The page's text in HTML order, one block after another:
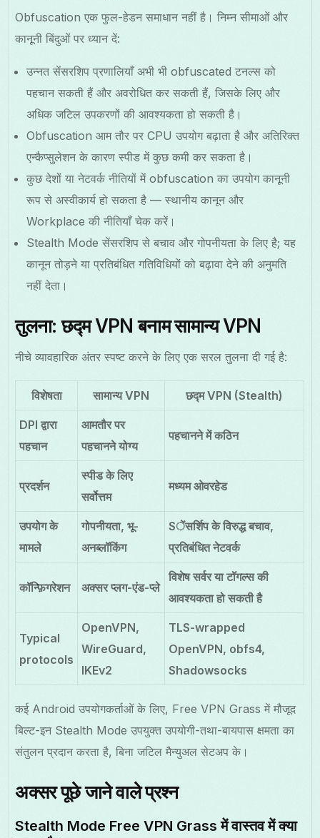
Obfuscation एक फुल-हेडन समाधान नहीं है। निम्न सीमाओं और
कानूनी बिंदुओं पर ध्यान दें:
उन्नत सेंसरशिप प्रणालियाँ अभी भी obfuscated टनल्स को
पहचान सकती हैं और अवरोधित कर सकती हैं, जिसके लिए और
अधिक जटिल उपकरणों की आवश्यकता हो सकती है।
Obfuscation आम तौर पर CPU उपयोग बढ़ाता है और अतिरिक्त
एन्कैप्सुलेशन के कारण स्पीड में कुछ कमी कर सकता है।
कुछ देशों या नेटवर्क नीतियों में obfuscation का उपयोग कानूनी
रूप से अस्वीकार्य हो सकता है — स्थानीय कानून और
Workplace की नीतियाँ चेक करें।
Stealth Mode सेंसरशिप से बचाव और गोपनीयता के लिए है; यह
कानून तोड़ने या प्रतिबंधित गतिविधियों को बढ़ावा देने की अनुमति
नहीं देता।
तुलना: छद्म VPN बनाम सामान्य VPN
नीचे व्यावहारिक अंतर स्पष्ट करने के लिए एक सरल तुलना दी गई है:
विशेषता सामान्य VPN छद्म VPN (Stealth)
DPI द्वारा
पहचान
आमतौर पर
पहचानने योग्य
पहचानने में कठिन
प्रदर्शन
स्पीड के लिए
सर्वोत्तम
मध्यम ओवरहेड
उपयोग के
मामले
गोपनीयता, भू-
अनब्लॉकिंग
Sेंसर्शिप के विरुद्ध बचाव,
प्रतिबंधित नेटवर्क
कॉन्फ़िगरेशन अक्सर प्लग-एंड-प्ले
विशेष सर्वर या टॉगल्स की
आवश्यकता हो सकती है
Typical
protocols
OpenVPN,
WireGuard,
IKEv2
TLS-wrapped
OpenVPN, obfs4,
Shadowsocks
कई Android उपयोगकर्ताओं के लिए, Free VPN Grass में मौजूद
बिल्ट-इन Stealth Mode उपयुक्त उपयोगी-तथा-बायपास क्षमता का
संतुलन प्रदान करता है, बिना जटिल मैन्युअल सेटअप के।
अक्सर पूछे जाने वाले प्रश्न
Stealth Mode Free VPN Grass में वास्तव में क्या